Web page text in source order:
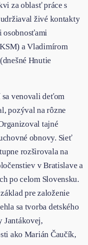
za oblasť práce s
živé kontakty
osobnosťami
a Vladimírom
Hnutie
venovali deťom
pozýval na rôzne
tajné
obnovy. Sieť
rozširovala na
v Bratislave a
po celom Slovensku.
pre založenie
sa tvorba detského
Jantákovej,
ako Marián Čaučík,